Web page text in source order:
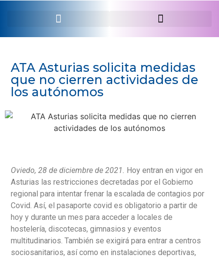
ATA Asturias solicita medidas
que no cierren actividades de
los autónomos
Oviedo, 28 de diciembre de 2021. Hoy entran en vigor en
Asturias las restricciones decretadas por el Gobierno
regional para intentar frenar la escalada de contagios por
Covid. Así, el pasaporte covid es obligatorio a partir de
hoy y durante un mes para acceder a locales de
hostelería, discotecas, gimnasios y eventos
multitudinarios. También se exigirá para entrar a centros
sociosanitarios, así como en instalaciones deportivas,